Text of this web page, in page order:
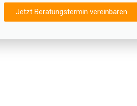
Jetzt Beratungstermin vereinbaren